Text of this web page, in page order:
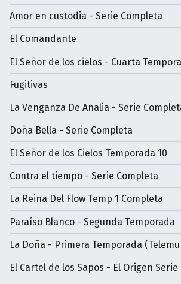
Amor en custodia - Serie Completa
El Comandante
El Señor de los cielos - Cuarta
Fugitivas
La Venganza De Analia - Serie
Doña Bella - Serie Completa
El Señor de los Cielos Temporada 10
Contra el tiempo - Serie Completa
La Reina Del Flow Temp 1 Completa
Paraíso Blanco - Segunda Temporada
La Doña - Primera Temporada
El Cartel de los Sapos - El Origen Serie